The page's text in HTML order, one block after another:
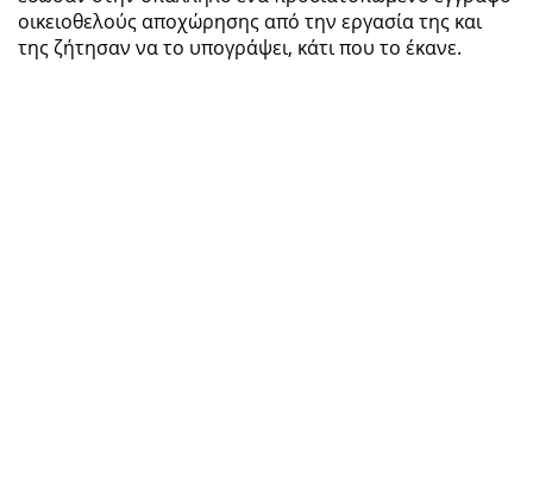
οικειοθελούς αποχώρησης από την εργασία της και
της ζήτησαν να το υπογράψει, κάτι που το έκανε.